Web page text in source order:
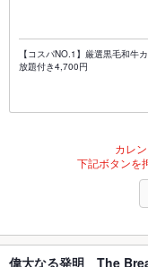
【コスパNO.1】厳選黒毛和牛
放題付き4,700円
カレ
下記ボタンを
偉大なる発明 The